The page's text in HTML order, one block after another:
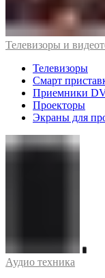
Телевизоры и
Телевизоры
Смарт
Приемники
Проекторы
Экраны для
Аудио техника